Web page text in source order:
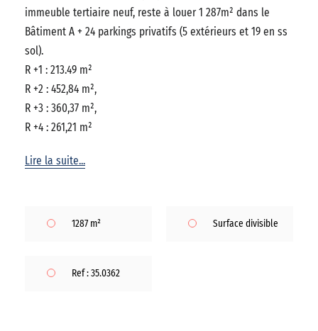
immeuble tertiaire neuf, reste à louer 1 287m² dans le
Bâtiment A + 24 parkings privatifs (5 extérieurs et 19 en ss
sol).
R +1 : 213.49 m²
R +2 : 452,84 m²,
R +3 : 360,37 m²,
R +4 : 261,21 m²
Lire la suite...
1287 m² Surface divisible
Ref : 35.0362